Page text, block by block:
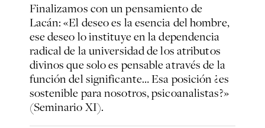
Finalizamos con un pensamiento de
Lacán: «El deseo es la esencia del hombre,
ese deseo lo instituye en la dependencia
radical de la universidad de los atributos
divinos que solo es pensable através de la
función del significante… Esa posición ¿es
sostenible para nosotros, psicoanalistas?»
(Seminario XI).